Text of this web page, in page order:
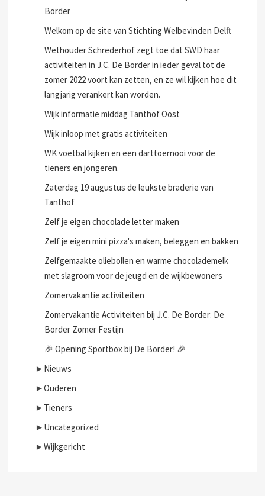
Border
Welkom op de site van Stichting Welbevinden Delft
Wethouder Schrederhof zegt toe dat SWD haar
activiteiten in J.C. De Border in ieder geval tot de
zomer 2022 voort kan zetten, en ze wil kijken hoe dit
langjarig verankert kan worden.
Wijk informatie middag Tanthof Oost
Wijk inloop met gratis activiteiten
WK voetbal kijken en een darttoernooi voor de
tieners en jongeren.
Zaterdag 19 augustus de leukste braderie van
Tanthof
Zelf je eigen chocolade letter maken
Zelf je eigen mini pizza's maken, beleggen en bakken
Zelfgemaakte oliebollen en warme chocolademelk
met slagroom voor de jeugd en de wijkbewoners
Zomervakantie activiteiten
Zomervakantie Activiteiten bij J.C. De Border: De
Border Zomer Festijn
🎉 Opening Sportbox bij De Border! 🎉
► Nieuws
►Ouderen
► Tieners
► Uncategorized
►Wijkgericht